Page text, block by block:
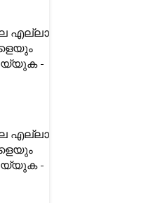
എല്ലാ
-
എല്ലാ
-